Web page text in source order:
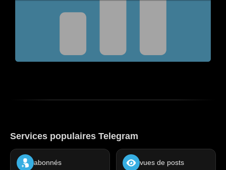
Services populaires Telegram
abonnés vues de posts